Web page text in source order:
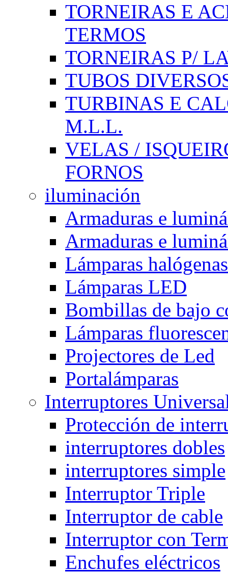
TORNEIRAS E
TERMOS
TORNEIRAS P/
TUBOS
TURBINAS E
M.L.L.
VELAS /
FORNOS
iluminación
Armaduras e
Armaduras e
Lámparas halógenas
Lámparas LED
Bombillas de bajo
Lámparas
Projectores de Led
Portalámparas
Interruptores
Protección de
interruptores dobles
interruptores simple
Interruptor Triple
Interruptor de cable
Interruptor con
Enchufes eléctricos